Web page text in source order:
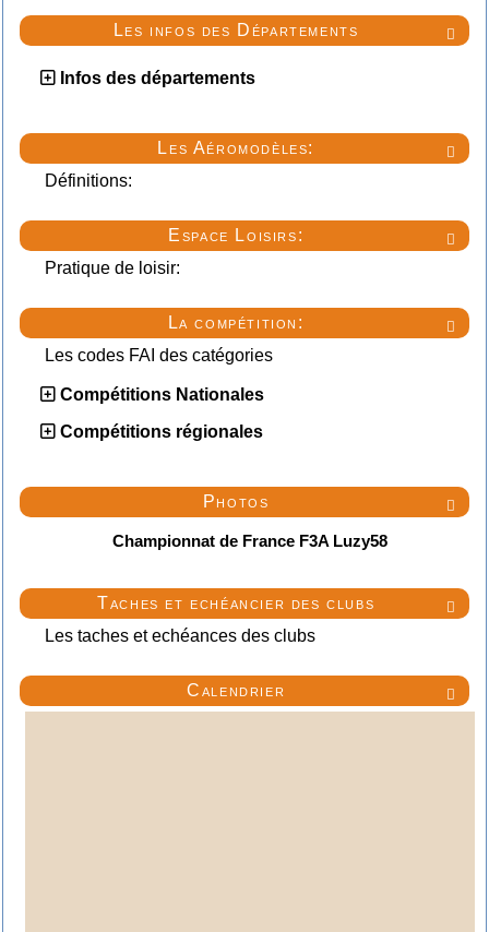

Les infos des Départements
Infos des départements

Les Aéromodèles:
Définitions:

Espace Loisirs:
Pratique de loisir:

La compétition:
Les codes FAI des catégories
Compétitions Nationales
Compétitions régionales

Photos
Championnat de France F3A Luzy58

Taches et echéancier des clubs
Les taches et echéances des clubs

Calendrier